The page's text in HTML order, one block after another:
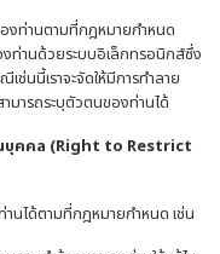
ท่านตามที่กฎหมายกำหนด
ท่านด้วยระบบอิเล็กทรอนิกส์ซึ่ง
ช่นนี้เราจะจัดให้มีการทำลาย
มารถระบุตัวตนของท่านได้
บุคคล (Right to Restrict
นได้ตามที่กฎหมายกำหนด เช่น